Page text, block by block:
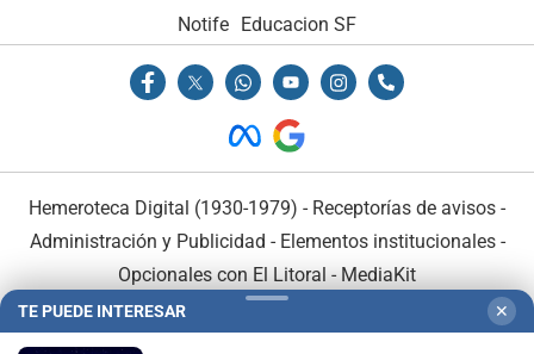
Notife Educacion SF
Hemeroteca Digital (1930-1979) - Receptorías de avisos -
Administración y Publicidad - Elementos institucionales-
Opcionales con El Litoral - MediaKit
TE PUEDE INTERESAR ✕